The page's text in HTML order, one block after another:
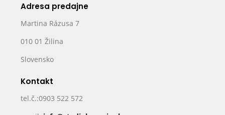
Adresa predajne
Martina Rázusa 7
010 01 Žilina
Slovensko
Kontakt
tel.č.:0903 522 572